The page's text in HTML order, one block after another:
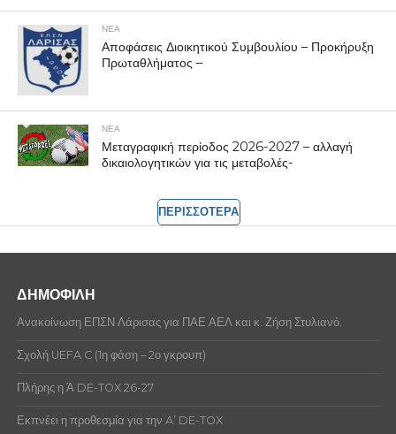
ΝΕΑ
Αποφάσεις Διοικητικού Συμβουλίου – Προκήρυξη
Πρωταθλήματος –
ΝΕΑ
Μεταγραφική περίοδος 2026-2027 – αλλαγή
δικαιολογητικών για τις μεταβολές-
ΠΕΡΙΣΣΟΤΕΡΑ
ΔΗΜΟΦΙΛΗ
Ανακοίνωση ΕΠΣΝ Λάρισας για ΠΑΕ ΑΕΛ και κ. Ζήση Στυλιανό.
Σχολή UEFA C (1η φάση – 2ο γκρουπ)
Πλήρης η Ά DE-TOX 26-27
Εκπνέει η προθεσμία για την A’ DE-TOX